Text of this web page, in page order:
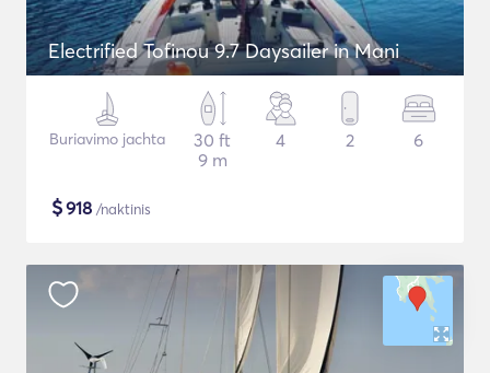
Electrified Tofinou 9.7 Daysailer in Mani
Buriavimo jachta
30 ft
9 m
4 2 6
$918 /naktinis